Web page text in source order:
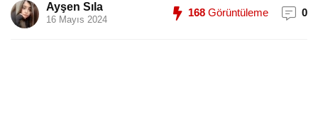
Ayşen Sıla
16 Mayıs 2024
168 Görüntüleme 0